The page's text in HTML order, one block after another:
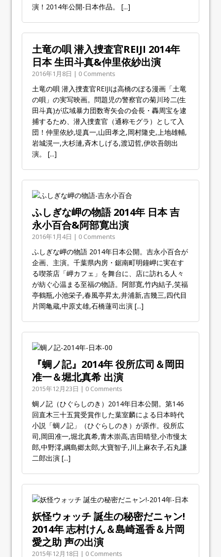
演！2014年公開-日本作品。 [...]
土竜の唄 潜入捜査官REIJI 2014年
日本 生田斗真&仲里依紗出演
2016年1月8日 | 0 Comments
土竜の唄 潜入捜査官REIJIは高橋のぼる漫画「土竜
の唄」の実写映画。問題児の警察官の菊川玲二(生
田斗真)が広域暴力団数寄矢会の会長・轟周宝を逮
捕するため、潜入捜査官（通称モグラ）として入
団！仲里依紗,堤真一,山田孝之,岡村隆史,上地雄輔,
岩城滉一,大杉漣,斉木しげる,渡辺哲,伊吹吾朗出
演。 [...]
ふしぎな岬の物語 2014年 日本 吉
永小百合&阿部寛出演
2016年1月4日 | 0 Comments
ふしぎな岬の物語 2014年日本公開。吉永小百合が
企画、主演。千葉県内房・鋸南町明鐘岬に実在す
る喫茶店「岬カフェ」を舞台に、店に訪れる人々
が紡ぐ心温まる至福の物語。阿部寛,竹内結子,笑福
亭鶴瓶,小池栄子,春風亭昇太,井浦新,吉幾三,四代目
片岡亀蔵,中原丈雄,石橋蓮司出演 [...]
『蜩ノ記』2014年 役所広司＆岡田
准一＆堀北真希 出演
2015年12月23日 | 0 Comments
蜩ノ記（ひぐらしのき）2014年日本公開。第146
回直木三十五賞受賞作した葉室麟による日本時代
小説「蜩ノ記」（ひぐらしのき）が原作。役所広
司,岡田准一,堀北真希,青木崇高,吉田晴登,小市慢太
郎,中野澪,綱島郷太郎,大寶智子,川上麻衣子,石丸謙
二郎出演 [...]
妖怪ウォッチ 誕生の秘密だニャン!
2014年 志村けん＆島崎遥香＆片岡
愛之助 声の出演
2015年12月18日 | 0 Comments